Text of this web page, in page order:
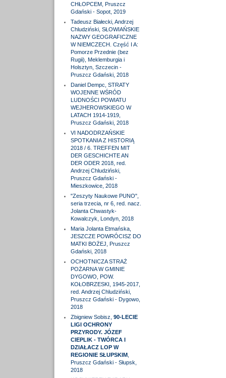
CHŁOPCEM, Pruszcz
Gdański - Sopot, 2019
Tadeusz Białecki, Andrzej
Chludziński, SŁOWIAŃSKIE
NAZWY GEOGRAFICZNE
W NIEMCZECH. Część I A:
Pomorze Przednie (bez
Rugii), Meklemburgia i
Holsztyn, Szczecin -
Pruszcz Gdański, 2018
Daniel Dempc, STRATY
WOJENNE WŚRÓD
LUDNOŚCI POWIATU
WEJHEROWSKIEGO W
LATACH 1914-1919,
Pruszcz Gdański, 2018
VI NADODRZAŃSKIE
SPOTKANIA Z HISTORIĄ
2018 / 6. TREFFEN MIT
DER GESCHICHTE AN
DER ODER 2018, red.
Andrzej Chludziński,
Pruszcz Gdański -
Mieszkowice, 2018
"Zeszyty Naukowe PUNO",
seria trzecia, nr 6, red. nacz.
Jolanta Chwastyk-
Kowalczyk, Londyn, 2018
Maria Jolanta Etmańska,
JESZCZE POWRÓCISZ DO
MATKI BOŻEJ, Pruszcz
Gdański, 2018
OCHOTNICZA STRAŻ
POŻARNA W GMINIE
DYGOWO, POW.
KOŁOBRZESKI, 1945-2017,
red. Andrzej Chludziński,
Pruszcz Gdański - Dygowo,
2018
Zbigniew Sobisz, 90-LECIE
LIGI OCHRONY
PRZYRODY. JÓZEF
CIEPLIK - TWÓRCA I
DZIAŁACZ LOP W
REGIONIE SŁUPSKIM,
Pruszcz Gdański - Słupsk,
2018